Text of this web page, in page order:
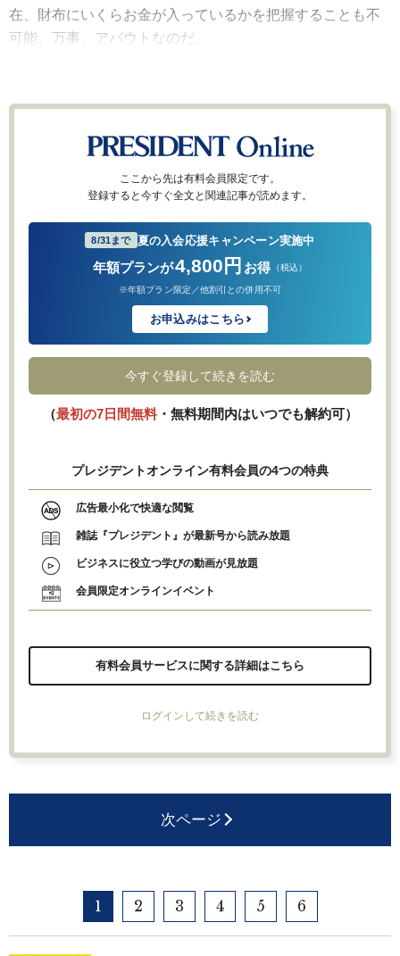
在、財布にいくらお金が入っているかを把握することも不
可能。万事、アバウトなのだ。
ここから先は有料会員限定です。
登録すると今すぐ全文と関連記事が読めます。
8/31まで 夏の入会応援キャンペーン実施中
年額プランが4,800円 お得 （税込）
※年額プラン限定／他割引との併用不可
お申込みはこちら
今すぐ登録して続きを読む
（最初の7日間無料・無料期間内はいつでも解約可）
プレジデントオンライン有料会員の4つの特典
広告最小化で快適な閲覧
雑誌『プレジデント』が最新号から読み放題
ビジネスに役立つ学びの動画が見放題
会員限定オンラインイベント
有料会員サービスに関する詳細はこちら
ログインして続きを読む
次ページ
1 2 3 4 5 6